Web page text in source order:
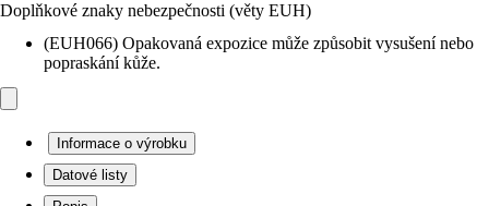
Doplňkové znaky nebezpečnosti (věty EUH)
(EUH066) Opakovaná expozice může způsobit vysušení nebo
popraskání kůže.
Informace o výrobku
Datové listy